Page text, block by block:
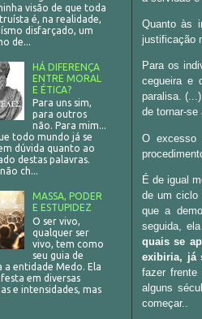
Quanto às
justificação
Para os
cegueira e
paralisa.
de tornar-se
O excesso
É de igual
de um ciclo
que a
seguida,
quais se
exibiria, já
fazer frente
alguns
começar..
visão de que toda
é, na realidade,
disfarçado, um
de...
HÁ DIFERENÇA
ENTRE MORAL
E ÉTICA?
Para uns sim,
para outros
não. Para mim...
todo mundo já se
dúvida quanto ao
destas palavras.
ch...
MASSA, PODER
E ESTUPIDEZ
O ser vivo,
qualquer ser
vivo, tem como
seu guia de
a entidade Medo. Ela
em diversas
e intensidades, mas